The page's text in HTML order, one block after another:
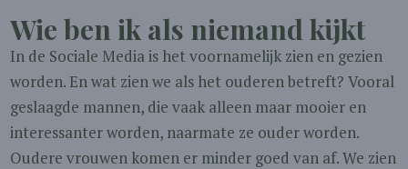
Wie ben ik als niemand kijkt
In de Sociale Media is het voornamelijk zien en gezien
worden. En wat zien we als het ouderen betreft? Vooral
geslaagde mannen, die vaak alleen maar mooier en
interessanter worden, naarmate ze ouder worden.
Oudere vrouwen komen er minder goed van af. We zien